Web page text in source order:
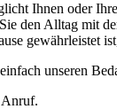
Ihnen oder
den Alltag mit
gewährleistet
unseren
Anruf.